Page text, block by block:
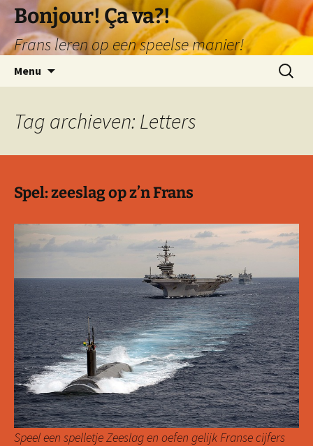
naar
de
inhoud
Bonjour! Ça va?!
Frans leren op een speelse manier!
Menu
Zoeken
naar:
Tag archieven: Letters
Spel: zeeslag op z’n Frans
Speel een spelletje Zeeslag en oefen gelijk Franse cijfers